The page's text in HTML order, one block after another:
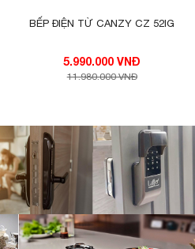
BẾP ĐIỆN TỪ CANZY CZ 52IG
5.990.000 VNĐ
11.980.000 VNĐ